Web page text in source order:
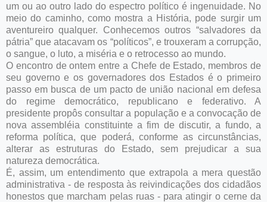
um ou ao outro lado do espectro político é ingenuidade. No
meio do caminho, como mostra a História, pode surgir um
aventureiro qualquer. Conhecemos outros “salvadores da
pátria” que atacavam os “políticos”, e trouxeram a corrupção,
o sangue, o luto, a miséria e o retrocesso ao mundo.
O encontro de ontem entre a Chefe de Estado, membros de
seu governo e os governadores dos Estados é o primeiro
passo em busca de um pacto de união nacional em defesa
do regime democrático, republicano e federativo. A
presidente propôs consultar a população e a convocação de
nova assembléia constituinte a fim de discutir, a fundo, a
reforma política, que poderá, conforme as circunstâncias,
alterar as estruturas do Estado, sem prejudicar a sua
natureza democrática.
É, assim, um entendimento que extrapola a mera questão
administrativa - de resposta às reivindicações dos cidadãos
honestos que marcham pelas ruas - para atingir o cerne da